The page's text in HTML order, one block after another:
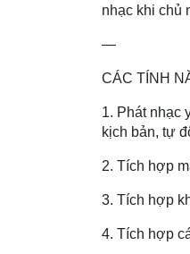
nhạc khi chủ
—
CÁC TÍNH
1. Phát nhạc
kịch bản, tự
2. Tích hợp
3. Tích hợp
4. Tích hợp